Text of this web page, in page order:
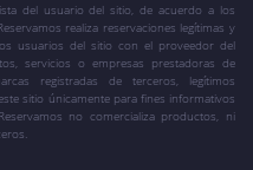
del usuario del sitio, de acuerdo a los
realiza reservaciones legítimas y
usuarios del sitio con el proveedor del
servicios o empresas prestadoras de
registradas de terceros, legítimos
sitio únicamente para fines informativos
no comercializa productos, ni